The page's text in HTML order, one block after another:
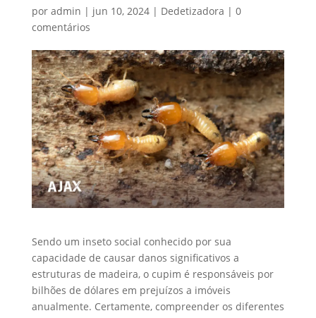
por admin | jun 10, 2024| Dedetizadora | 0
comentários
Sendo um inseto social conhecido por sua
capacidade de causar danos significativos a
estruturas de madeira, o cupim é responsáveis por
bilhões de dólares em prejuízos a imóveis
anualmente. Certamente, compreender os diferentes